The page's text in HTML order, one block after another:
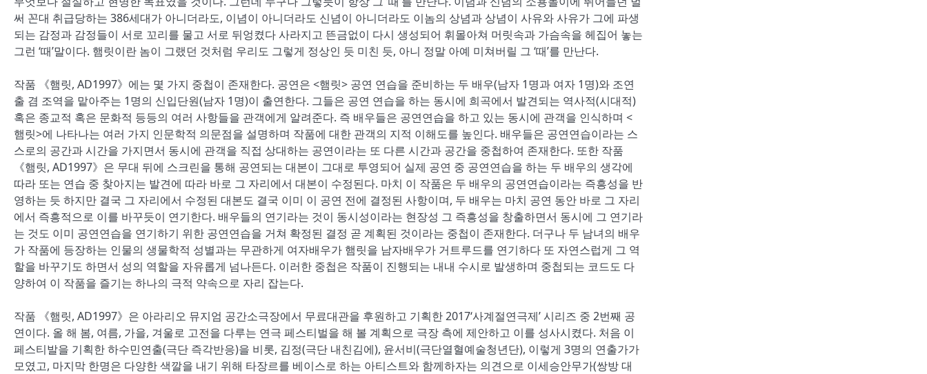
써 꼰대 취급당하는 386세대가 아니더라도, 이념이 아니더라도 신념이 아니더라도 이놈의 상념과 상념이 사유와 사유가 그에 파생
되는 감정과 감정들이 서로 꼬리를 물고 서로 뒤엉켰다 사라지고 뜬금없이 다시 생성되어 휘몰아쳐 머릿속과 가슴속을 헤집어 놓는
그런 ‘때’말이다. 햄릿이란 놈이 그랬던 것처럼 우리도 그렇게 정상인 듯 미친 듯, 아니 정말 아예 미쳐버릴 그 ‘때’를 만난다.
작품 《햄릿, AD1997》에는 몇 가지 중첩이 존재한다. 공연은 <햄릿> 공연 연습을 준비하는 두 배우(남자 1명과 여자 1명)와 조연
출 겸 조역을 맡아주는 1명의 신입단원(남자 1명)이 출연한다. 그들은 공연 연습을 하는 동시에 희곡에서 발견되는 역사적(시대적)
혹은 종교적 혹은 문화적 등등의 여러 사항들을 관객에게 알려준다. 즉 배우들은 공연연습을 하고 있는 동시에 관객을 인식하며 <
햄릿>에 나타나는 여러 가지 인문학적 의문점을 설명하며 작품에 대한 관객의 지적 이해도를 높인다. 배우들은 공연연습이라는 스
스로의 공간과 시간을 가지면서 동시에 관객을 직접 상대하는 공연이라는 또 다른 시간과 공간을 중첩하여 존재한다. 또한 작품
《햄릿, AD1997》은 무대 뒤에 스크린을 통해 공연되는 대본이 그대로 투영되어 실제 공연 중 공연연습을 하는 두 배우의 생각에
따라 또는 연습 중 찾아지는 발견에 따라 바로 그 자리에서 대본이 수정된다. 마치 이 작품은 두 배우의 공연연습이라는 즉흥성을 반
영하는 듯 하지만 결국 그 자리에서 수정된 대본도 결국 이미 이 공연 전에 결정된 사항이며, 두 배우는 마치 공연 동안 바로 그 자리
에서 즉흥적으로 이를 바꾸듯이 연기한다. 배우들의 연기라는 것이 동시성이라는 현장성 그 즉흥성을 창출하면서 동시에 그 연기라
는 것도 이미 공연연습을 연기하기 위한 공연연습을 거쳐 확정된 결정 곧 계획된 것이라는 중첩이 존재한다. 더구나 두 남녀의 배우
가 작품에 등장하는 인물의 생물학적 성별과는 무관하게 여자배우가 햄릿을 남자배우가 거트루드를 연기하다 또 자연스럽게 그 역
할을 바꾸기도 하면서 성의 역할을 자유롭게 넘나든다. 이러한 중첩은 작품이 진행되는 내내 수시로 발생하며 중첩되는 코드도 다
양하여 이 작품을 즐기는 하나의 극적 약속으로 자리 잡는다.
작품 《햄릿, AD1997》은 아라리오 뮤지엄 공간소극장에서 무료대관을 후원하고 기획한 2017‘사계절연극제’ 시리즈 중 2번째 공
연이다. 올 해 봄, 여름, 가을, 겨울로 고전을 다루는 연극 페스티벌을 해 볼 계획으로 극장 측에 제안하고 이를 성사시켰다. 처음 이
페스티발을 기획한 하수민연출(극단 즉각반응)을 비롯, 김정(극단 내친김에), 윤서비(극단열혈예술청년단), 이렇게 3명의 연출가가
모였고, 마지막 한명은 다양한 색깔을 내기 위해 타장르를 베이스로 하는 아티스트와 함께하자는 의견으로 이세승안무가(쌍방 대